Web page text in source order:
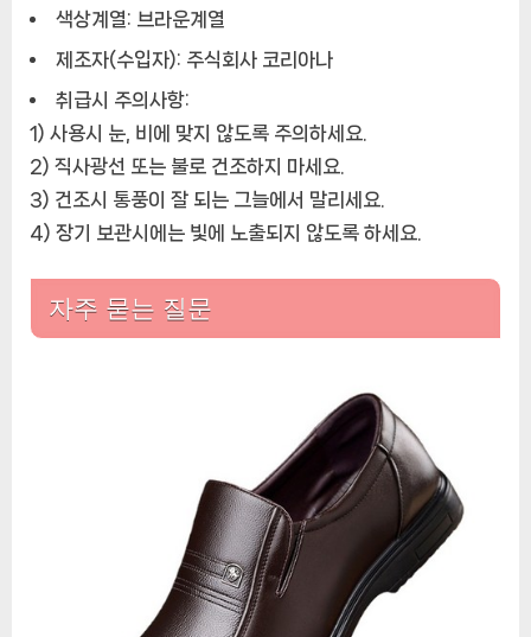
색상계열: 브라운계열
제조자(수입자): 주식회사 코리아나
취급시 주의사항:
1) 사용시 눈, 비에 맞지 않도록 주의하세요.
2) 직사광선 또는 불로 건조하지 마세요.
3) 건조시 통풍이 잘 되는 그늘에서 말리세요.
4) 장기 보관시에는 빛에 노출되지 않도록 하세요.
자주 묻는 질문